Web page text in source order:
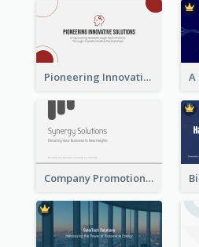
Pioneering Innovative Solutions Company Overview
Company Promotion Presentation